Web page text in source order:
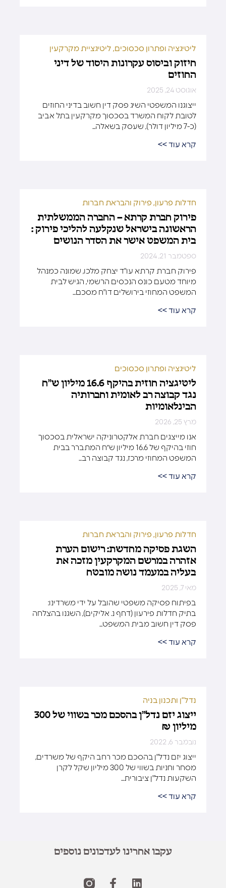
ליטיגציה ופתרון סכסוכים, ליטיגציית מקרקעין
חיזוק וביסוס עקרונות היסוד של דיני
החוזים
אוגוסט 24, 2025
ייצוגנו המשפטי השיג פסק דין חשוב בדיני החוזים
לטובת לקוח המשרד בסכסוך מקרקעין בתל אביב
(כ-7 מיליון דולר), שעסק בשאלה...
קרא עוד >>
חדלות פרעון, פירוק והבראת חברות
פירוק חברת קרתא – החברה הממשלתית
הראשונה בישראל שנקלעה להליכי פירוק :
בית המשפט אישר את הסדר הנושים
ספטמבר 21, 2024
פירוק חברת קרתא עו"ד יצחק מלכו, שמונה כמנהל
מיוחד מטעם כונס הנכסים הרשמי, הגיש לבית
המשפט המחוזי בירושלים דו"ח מסכם...
קרא עוד >>
ליטיגציה ופתרון סכסוכים
ליטיגציה חוזית בהיקף 16.6 מיליון ש״ח
נגד קבוצה רב לאומית וחברותיה
הבינלאומיות
מרץ 25, 2026
אנו מייצגים חברת אלקטרוניקה ישראלית בסכסוך
חוזי בהיקף של 16.6 מיליון ש״ח המתברר בבית
המשפט המחוזי מרכז, נגד קבוצה רב...
קרא עוד >>
חדלות פרעון, פירוק והבראת חברות
השגת פסיקה מחדשת: רישום הערת
אזהרה במרשם המקרקעין מזכה את
בעליה במעמד נושה מובטח
מאי 7, 2025
בפיתוח פסיקה משפטי שהובל על ידי משרדינו:
בתיק חדלות פירעון (דחף נ. אליקים), השגנו בהצלחה
פסק דין חשוב מבית המשפט...
קרא עוד >>
נדל”ן ותכנון בניה
ייצוג יזם נדל”ן בהסכם מכר בשווי של 300
מיליון ₪
נובמבר 6, 2022
ייצוג יזם נדל"ן בהסכם מכר רחב היקף של משרדים,
מסחר וחניות בשווי של 300 מיליון שקל לקרן
השקעות נדל"ן ציבורית...
קרא עוד >>
עקבו אחרינו לעדכונים נוספים